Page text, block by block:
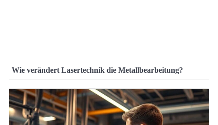
Wie verändert Lasertechnik die Metallbearbeitung?